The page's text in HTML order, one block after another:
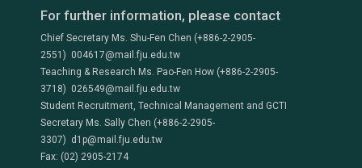
For further information, please contact
Chief Secretary Ms. Shu-Fen Chen (+886-2-2905-
2551) 004617@mail.fju.edu.tw
Teaching & Research Ms. Pao-Fen How (+886-2-2905-
3718) 026549@mail.fju.edu.tw
Student Recruitment, Technical Management and GCTI
Secretary Ms. Sally Chen (+886-2-2905-
3307) d1p@mail.fju.edu.tw
Fax: (02) 2905-2174